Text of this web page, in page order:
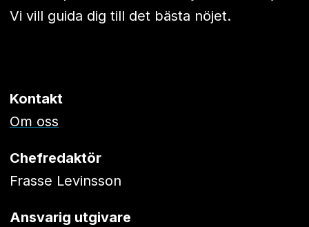
Vi vill guida dig till det bästa nöjet.
Kontakt
Om oss
Chefredaktör
Frasse Levinsson
Ansvarig utgivare